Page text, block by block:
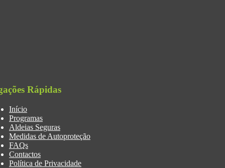
Rápidas
Início
Programas
Aldeias Seguras
Medidas de Autoproteção
FAQs
Contactos
Política de Privacidade